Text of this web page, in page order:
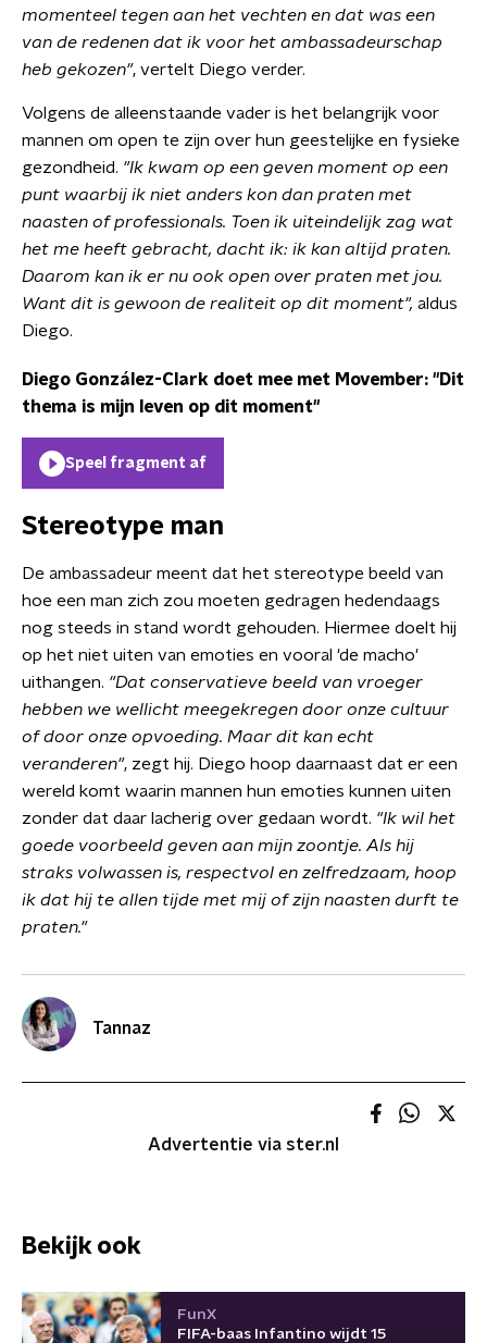
momenteel tegen aan het vechten en dat was een
van de redenen dat ik voor het ambassadeurschap
heb gekozen", vertelt Diego verder.
Volgens de alleenstaande vader is het belangrijk voor
mannen om open te zijn over hun geestelijke en fysieke
gezondheid. "Ik kwam op een geven moment op een
punt waarbij ik niet anders kon dan praten met
naasten of professionals. Toen ik uiteindelijk zag wat
het me heeft gebracht, dacht ik: ik kan altijd praten.
Daarom kan ik er nu ook open over praten met jou.
Want dit is gewoon de realiteit op dit moment", aldus
Diego.
Diego González-Clark doet mee met Movember: "Dit
thema is mijn leven op dit moment"
Speel fragment af
Stereotype man
De ambassadeur meent dat het stereotype beeld van
hoe een man zich zou moeten gedragen hedendaags
nog steeds in stand wordt gehouden. Hiermee doelt hij
op het niet uiten van emoties en vooral 'de macho'
uithangen. "Dat conservatieve beeld van vroeger
hebben we wellicht meegekregen door onze cultuur
of door onze opvoeding. Maar dit kan echt
veranderen", zegt hij. Diego hoop daarnaast dat er een
wereld komt waarin mannen hun emoties kunnen uiten
zonder dat daar lacherig over gedaan wordt. "Ik wil het
goede voorbeeld geven aan mijn zoontje. Als hij
straks volwassen is, respectvol en zelfredzaam, hoop
ik dat hij te allen tijde met mij of zijn naasten durft te
praten."
Tannaz
Advertentie via ster.nl
Bekijk ook
FunX
FIFA-baas Infantino wijdt 15